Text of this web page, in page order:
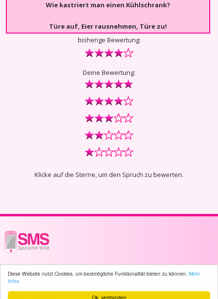
Ok, verstanden
Diese Website nutzt Cookies, um bestmögliche Funktionalität bieten zu können. Mehr
Infos
Wie kastriert man einen Kühlschrank?
Türe auf, Eier rausnehmen, Türe zu!
bisherige Bewertung:
Deine Bewertung:
Klicke auf die Sterne, um den Spruch zu bewerten.
© 2003 - 2026 -sms-sprueche-welt.ch- All rights reserved -777 user(s)
online